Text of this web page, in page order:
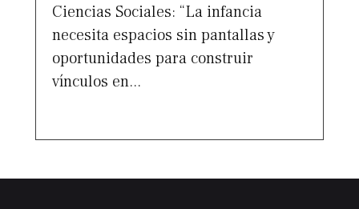
Ciencias Sociales: “La infancia
necesita espacios sin pantallas y
oportunidades para construir
vínculos en...